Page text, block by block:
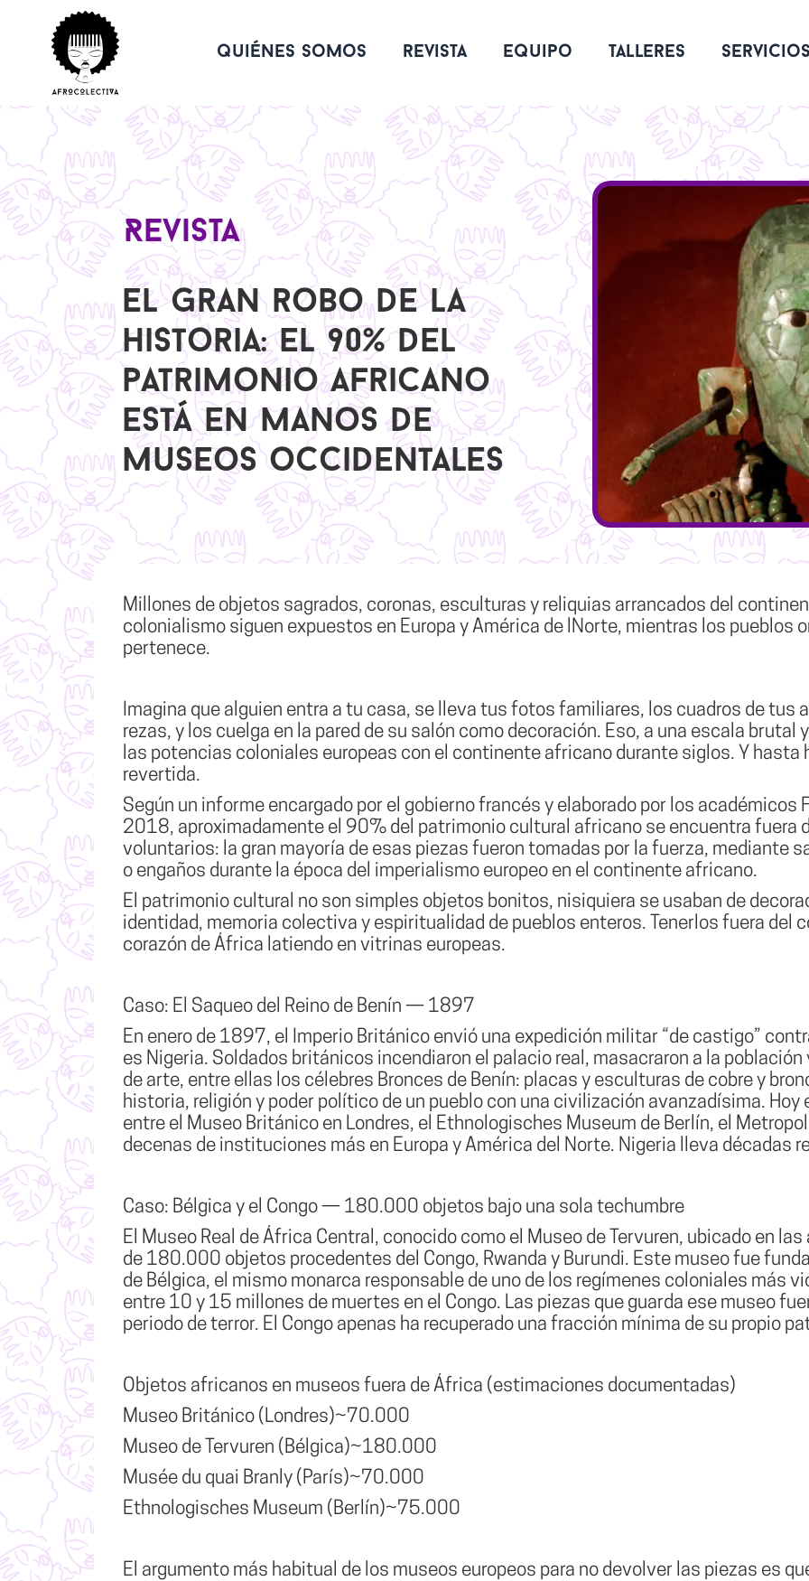
quiénes somos revista equipo talleres
Revista
El gran robo de la
historia: el 90% del
patrimonio africano
está en manos de
museos occidentales
Millones de objetos sagrados, coronas, esculturas y reliquias arrancados del
colonialismo siguen expuestos en Europa y América de lNorte, mientras los pueblos
pertenece.
Imagina que alguien entra a tu casa, se lleva tus fotos familiares, los cuadros de tus
rezas, y los cuelga en la pared de su salón como decoración. Eso, a una escala
las potencias coloniales europeas con el continente africano durante siglos. Y hasta
revertida.
Según un informe encargado por el gobierno francés y elaborado por los académicos
2018, aproximadamente el 90% del patrimonio cultural africano se encuentra fuera
voluntarios: la gran mayoría de esas piezas fueron tomadas por la fuerza, mediante
o engaños durante la época del imperialismo europeo en el continente africano.
El patrimonio cultural no son simples objetos bonitos, nisiquiera se usaban de
identidad, memoria colectiva y espiritualidad de pueblos enteros. Tenerlos fuera del
corazón de África latiendo en vitrinas europeas.
Caso: El Saqueo del Reino de Benín — 1897
En enero de 1897, el Imperio Británico envió una expedición militar “de castigo”
es Nigeria. Soldados británicos incendiaron el palacio real, masacraron a la
de arte, entre ellas los célebres Bronces de Benín: placas y esculturas de cobre y
historia, religión y poder político de un pueblo con una civilización avanzadísima.
entre el Museo Británico en Londres, el Ethnologisches Museum de Berlín, el
decenas de instituciones más en Europa y América del Norte. Nigeria lleva décadas
Caso: Bélgica y el Congo — 180.000 objetos bajo una sola techumbre
El Museo Real de África Central, conocido como el Museo de Tervuren, ubicado en
de 180.000 objetos procedentes del Congo, Rwanda y Burundi. Este museo fue
de Bélgica, el mismo monarca responsable de uno de los regímenes coloniales más
entre 10 y 15 millones de muertes en el Congo. Las piezas que guarda ese museo
periodo de terror. El Congo apenas ha recuperado una fracción mínima de su propio
Objetos africanos en museos fuera de África (estimaciones documentadas)
Museo Británico (Londres)~70.000
Museo de Tervuren (Bélgica)~180.000
Musée du quai Branly (París)~70.000
Ethnologisches Museum (Berlín)~75.000
El argumento más habitual de los museos europeos para no devolver las piezas es